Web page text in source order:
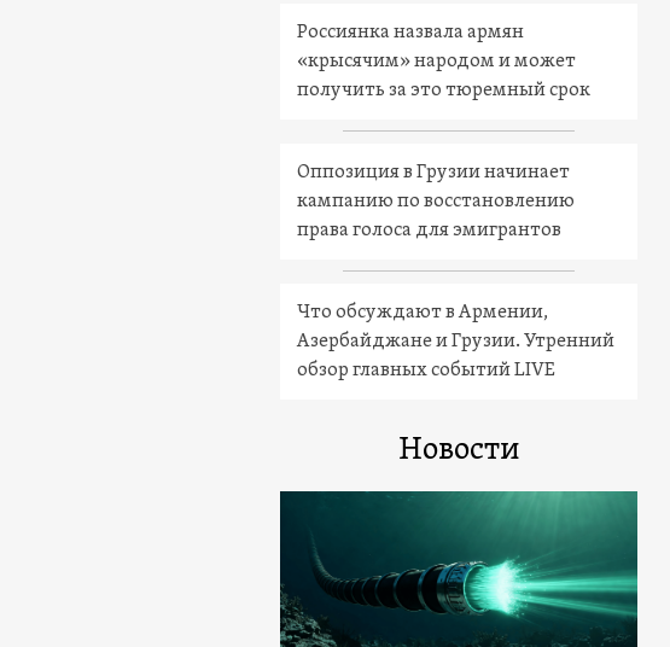
Россиянка назвала армян
«крысячим» народом и может
получить за это тюремный срок
Оппозиция в Грузии начинает
кампанию по восстановлению
права голоса для эмигрантов
Что обсуждают в Армении,
Азербайджане и Грузии. Утренний
обзор главных событий LIVE
Новости